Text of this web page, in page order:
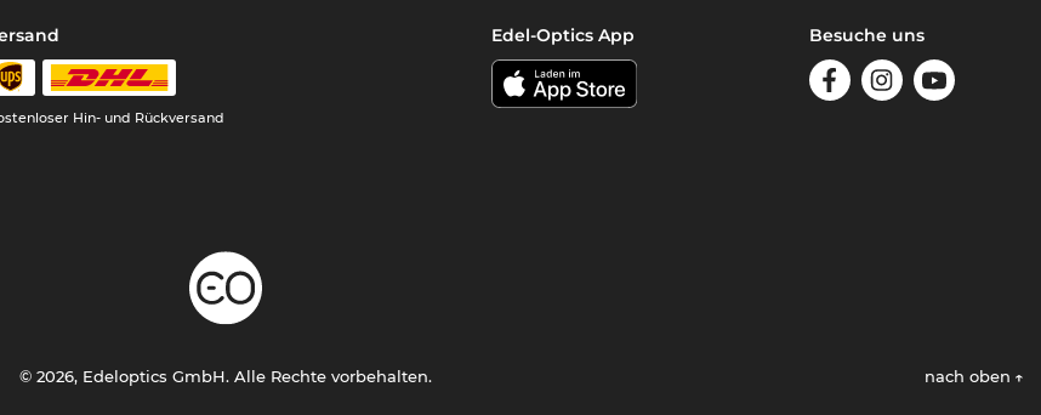
Hin- und Rückversand
Edel-Optics App Besuche uns
© 2026, Edeloptics GmbH. Alle Rechte vorbehalten. nach oben